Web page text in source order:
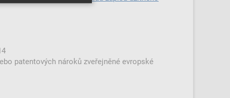
patentových nároků zveřejněné evropské